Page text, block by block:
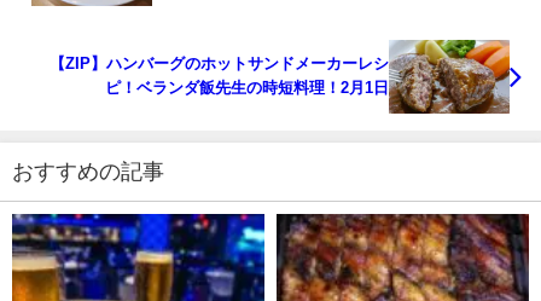
【ZIP】ハンバーグのホットサンドメーカーレシ
ピ！ベランダ飯先生の時短料理！2月1日
おすすめの記事